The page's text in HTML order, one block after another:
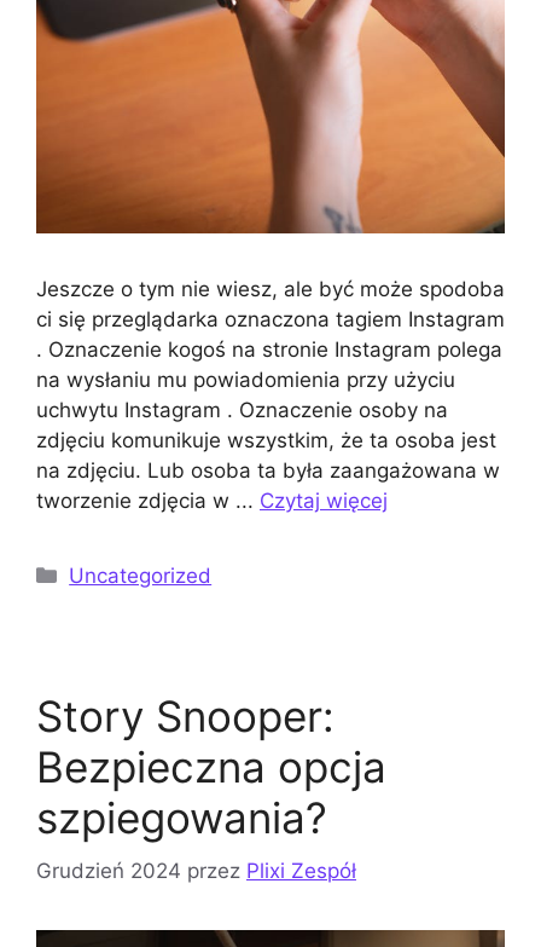
Jeszcze o tym nie wiesz, ale być może spodoba
ci się przeglądarka oznaczona tagiem Instagram
. Oznaczenie kogoś na stronie Instagram polega
na wysłaniu mu powiadomienia przy użyciu
uchwytu Instagram . Oznaczenie osoby na
zdjęciu komunikuje wszystkim, że ta osoba jest
na zdjęciu. Lub osoba ta była zaangażowana w
tworzenie zdjęcia w ... Czytaj więcej
Kategorie
Uncategorized
Story Snooper:
Bezpieczna opcja
szpiegowania?
Grudzień 2024 przez Plixi Zespół